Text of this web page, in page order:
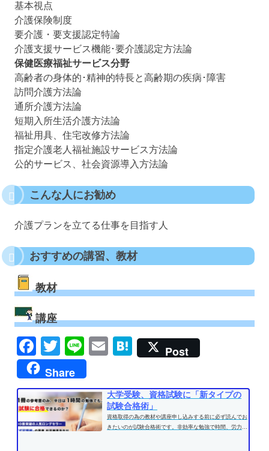
基本視点
介護保険制度
要介護・要支援認定特論
介護支援サービス機能･要介護認定方法論
保健医療福祉サービス分野
高齢者の身体的･精神的特長と高齢期の疾病･障害
訪問介護方法論
通所介護方法論
短期入所生活介護方法論
福祉用具、住宅改修方法論
指定介護老人福祉施設サービス方法論
公的サービス、社会資源導入方法論
こんな人にお勧め
介護プランを立てる仕事を目指す人
おすすめの講習、教材
教材
講座
Facebook
TwitterLineEmailHatena
Post
Share
大学受験、資格試験に「新タイプの
試験合格術」
資格取得の為の教材や講座申し込みする前に必ず読んでお
きたいのが試験合格術です。非効率な勉強で時間、労力を